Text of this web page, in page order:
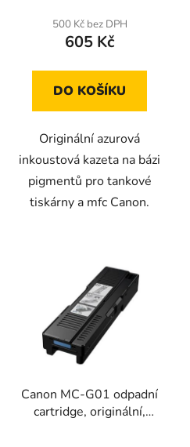
500 Kč bez DPH
605 Kč
DO KOŠÍKU
Originální azurová
inkoustová kazeta na bázi
pigmentů pro tankové
tiskárny a mfc Canon.
Canon MC-G01 odpadní
cartridge, originální,